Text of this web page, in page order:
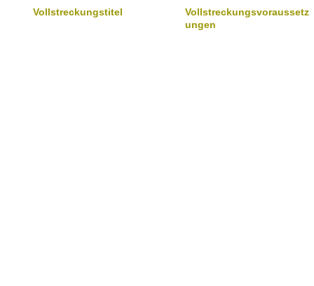
Vollstreckungstitel
Vollstreckungsvoraussetz
ungen